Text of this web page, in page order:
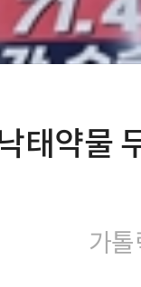
태약물
가